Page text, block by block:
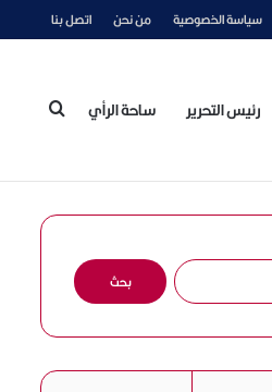
سياسة الخصوصية من نحن اتصل بنا
رئيس التحرير ساحة الرأي
ا
ل
ح